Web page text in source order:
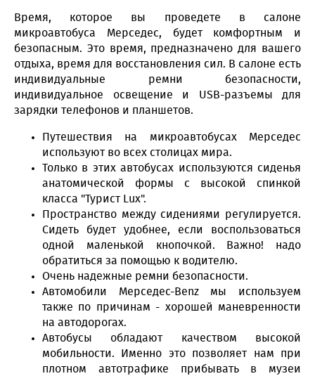
Время, которое вы проведете в салоне
микроавтобуса Мерседес, будет комфортным и
безопасным. Это время, предназначено для вашего
отдыха, время для восстановления сил. В салоне есть
индивидуальные ремни безопасности,
индивидуальное освещение и USB-разъемы для
зарядки телефонов и планшетов.
Путешествия на микроавтобусах Мерседес
используют во всех столицах мира.
Только в этих автобусах используются сиденья
анатомической формы с высокой спинкой
класса "Турист Lux".
Пространство между сидениями регулируется.
Сидеть будет удобнее, если воспользоваться
одной маленькой кнопочкой. Важно! надо
обратиться за помощью к водителю.
Очень надежные ремни безопасности.
Автомобили Мерседес-Benz мы используем
также по причинам - хорошей маневренности
на автодорогах.
Автобусы обладают качеством высокой
мобильности. Именно это позволяет нам при
плотном автотрафике прибывать в музеи